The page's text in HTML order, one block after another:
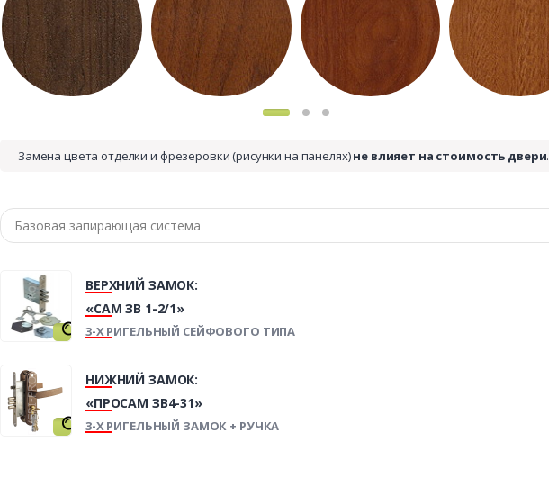
Замена цвета отделки и фрезеровки (рисунки на панелях)не влияет на стоимость двери.
ВЕРХНИЙ ЗАМОК:
«САМ ЗВ 1-2/1»
3-Х РИГЕЛЬНЫЙ СЕЙФОВОГО ТИПА
НИЖНИЙ ЗАМОК:
«ПРОСАМ ЗВ4-31»
3-Х РИГЕЛЬНЫЙ ЗАМОК + РУЧКА